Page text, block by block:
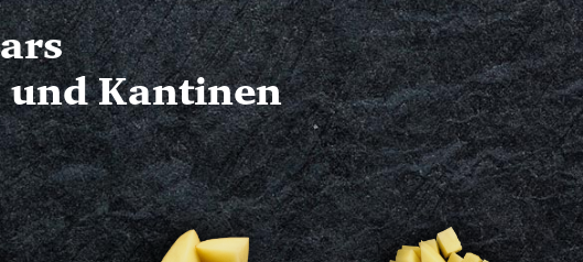
und Kantinen
Geviertelt Würfel